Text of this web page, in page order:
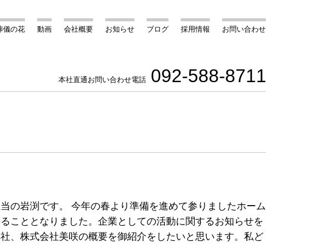
お問い合わせ
採用情報
ブログ
お知らせ
会社概要
動画
儀の花
本社直通お問い合わせ電話 092-588-8711
の岩渕です。 今年の春より準備を進めて参りましたホーム
こととなりました。企業としての活動に関するお知らせを
株式会社美咲の概要を御紹介をしたいと思います。私ど